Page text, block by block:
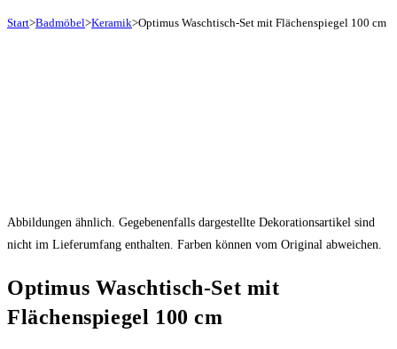
Start>Badmöbel>Keramik>Optimus Waschtisch-Set mit Flächenspiegel 100 cm
Abbildungen ähnlich. Gegebenenfalls dargestellte Dekorationsartikel sind
nicht im Lieferumfang enthalten. Farben können vom Original abweichen.
Optimus Waschtisch-Set mit
Flächenspiegel 100 cm